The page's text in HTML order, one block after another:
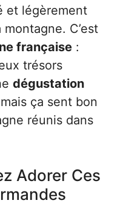
et légèrement
C’est
française :
trésors
dégustation
ça sent bon
réunis dans
Adorer Ces